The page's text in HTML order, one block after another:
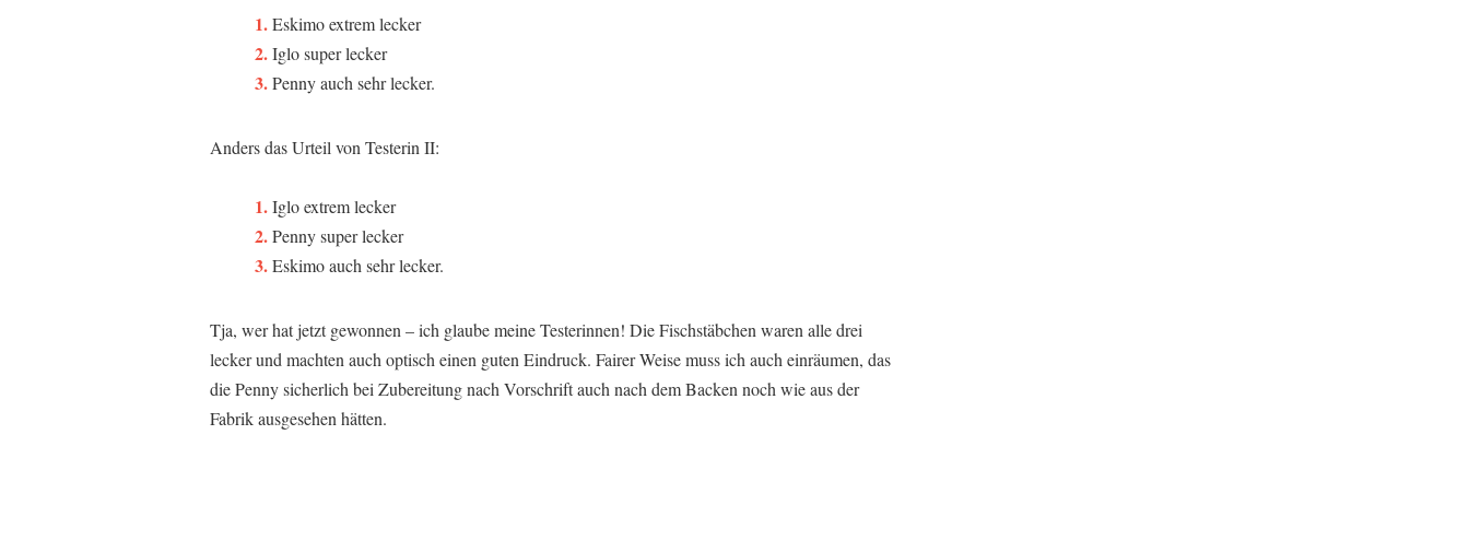
Eskimo extrem lecker
Iglo super lecker
Penny auch sehr lecker.
Anders das Urteil von Testerin II:
Iglo extrem lecker
Penny super lecker
Eskimo auch sehr lecker.
Tja, wer hat jetzt gewonnen – ich glaube meine Testerinnen! Die Fischstäbchen waren alle drei
lecker und machten auch optisch einen guten Eindruck. Fairer Weise muss ich auch einräumen, das
die Penny sicherlich bei Zubereitung nach Vorschrift auch nach dem Backen noch wie aus der
Fabrik ausgesehen hätten.